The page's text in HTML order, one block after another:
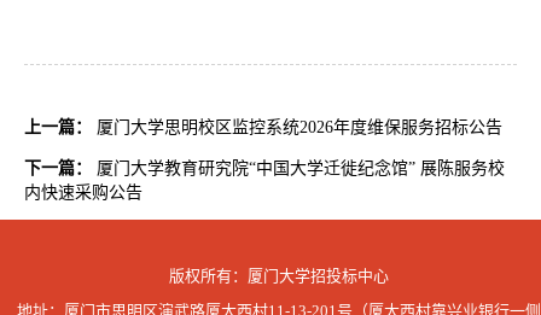
上一篇： 厦门大学思明校区监控系统2026年度维保服务招标公告
下一篇：
厦门大学教育研究院“中国大学迁徙纪念馆” 展陈服务校
内快速采购公告
版权所有：厦门大学招投标中心
地址：厦门市思明区演武路厦大西村11-13-201号（厦大西村靠兴业银行一侧